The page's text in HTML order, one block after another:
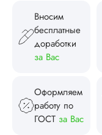
Вносим
бесплатные
доработки
за Вас
Оформляем
работу по
ГОСТ за Вас